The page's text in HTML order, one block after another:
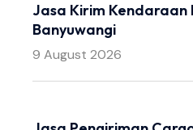
Jasa Kirim Kendaraan
Banyuwangi
9 August 2026